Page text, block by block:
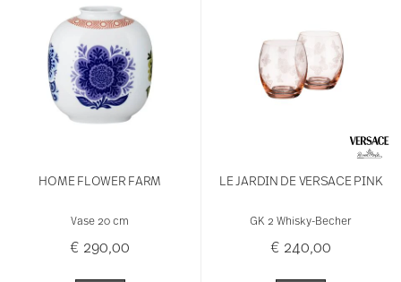
HOME FLOWER FARM
Vase 20 cm
€ 290,00
LE JARDIN DE VERSACE PINK
GK 2 Whisky-Becher
€ 240,00